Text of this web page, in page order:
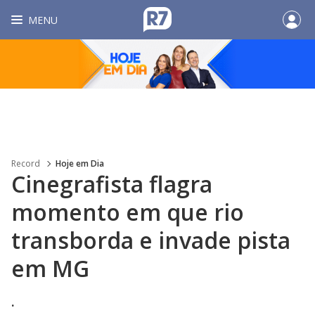
MENU
Record Hoje em Dia
Cinegrafista flagra
momento em que rio
transborda e invade pista
em MG
.